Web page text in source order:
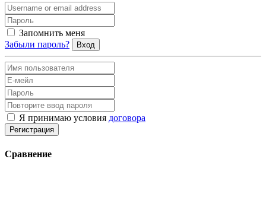
Запомнить меня
Забыли пароль?
Вход
Я принимаю условия договора
Регистрация
Сравнение